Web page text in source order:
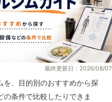
最終更新日：2026/08/07
、目的別のおすすめから探
の条件で比較したりできま